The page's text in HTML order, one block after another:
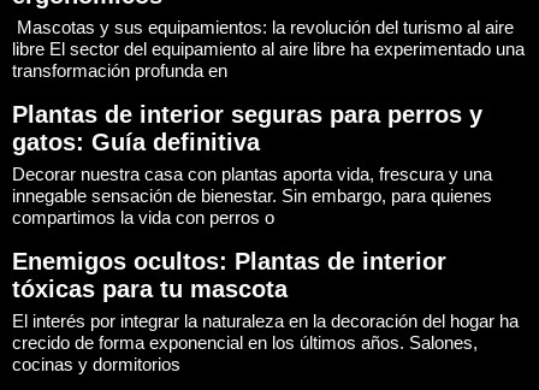
Mascotas y sus equipamientos: la revolución del turismo al aire
libre El sector del equipamiento al aire libre ha experimentado una
transformación profunda en
Plantas de interior seguras para perros y
gatos: Guía definitiva
Decorar nuestra casa con plantas aporta vida, frescura y una
innegable sensación de bienestar. Sin embargo, para quienes
compartimos la vida con perros o
Enemigos ocultos: Plantas de interior
tóxicas para tu mascota
El interés por integrar la naturaleza en la decoración del hogar ha
crecido de forma exponencial en los últimos años. Salones,
cocinas y dormitorios